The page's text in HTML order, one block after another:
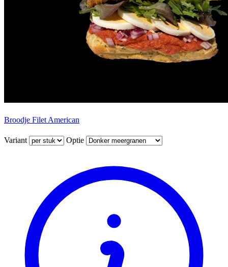
Broodje Filet American
Variant Optie